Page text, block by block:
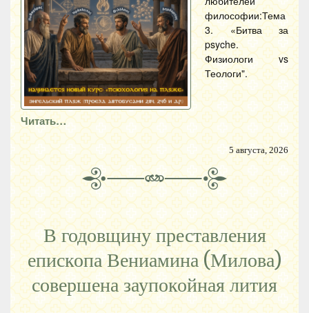
философии:Тема
3. «Битва за
psyche.
Физиологи vs
Теологи".
Читать…
5 августа, 2026
В годовщину преставления
епископа Вениамина (Милова)
совершена заупокойная лития